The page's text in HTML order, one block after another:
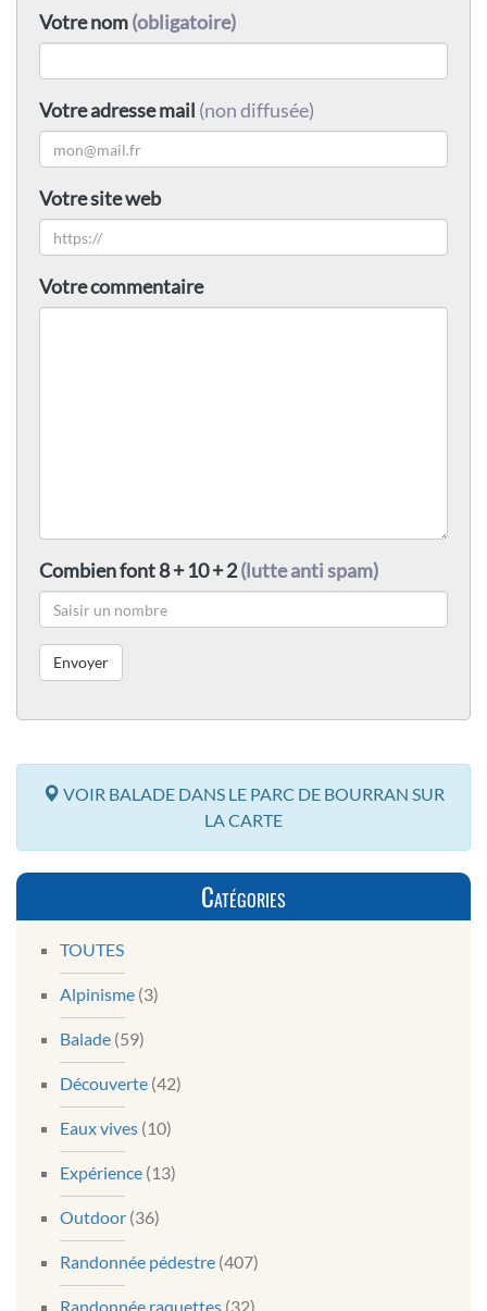
Votre nom(obligatoire)
Votre adresse mail (non diffusée)
Votre site web
Votre commentaire
Combien font 8 + 10 + 2(lutte anti spam)
VOIR BALADE DANS LE PARC DE BOURRAN SUR
LA CARTE
Catégories
TOUTES
Alpinisme (3)
Balade (59)
Découverte (42)
Eaux vives (10)
Expérience (13)
Outdoor (36)
Randonnée pédestre (407)
Randonnée raquettes (32)